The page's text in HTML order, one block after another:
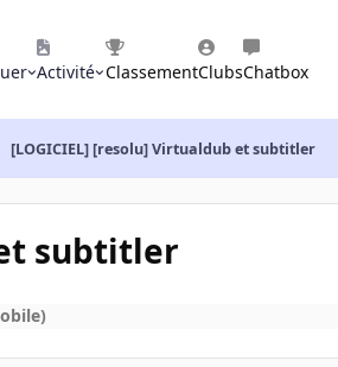
Activité ClassementClubsChatbox
[LOGICIEL] [resolu] Virtualdub et subtitler
subtitler